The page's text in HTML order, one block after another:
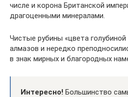
числе и корона Британской
драгоценными минералами.
Чистые рубины «цвета
алмазов и нередко
в знак мирных и благородных
Интересно! Большинство